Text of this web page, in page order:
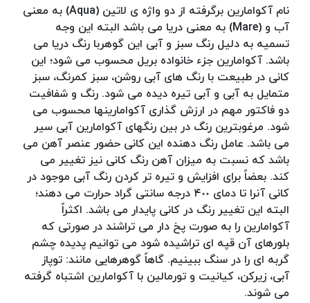
نام آکوامارین برگرفته از دو واژه ی لاتین (Aqua) به معنی
آب و (Mare) به معنی دریا می باشد البته این وجه
تسمیه به دلیل رنگ سبز و آبی این گوهربا رنگ دریا می
باشد. آکوامارین جزء خانواده بریل محسوب می شود؛ این
کانی در طبیعت با رنگ های آبی روشن، سبز کمرنگ، سبز
متمایل به آبی و آبی تیره دیده می شود. رنگ و شفافیت
دو فاکتور مهم در ارزش گذاری آکوامارینها محسوب می
شود. مرغوبترین رنگ در بین رنگهای آکوامارین آبی سیر
می باشد. عامل رنگ دهنده این کانی حضور عنصر آهن می
باشد که نسبت به میزان آهن رنگ کانی نیز تغییر می
کند. بعضاً برای افزایش و تیره تر کردن رنگ آبی موجود در
کانی آنرا تا دمای ۴٠٠ درجه سانتی گراد حرارت می دهند؛
البته این تغییر رنگ در کانی پایدار می باشد. اکثراً
آکوامارین را به صورت پخ دار می تراشند در صورتی که
بلورهای آن قپه ای تراشیده شود می توانیم پدیده چشم
گربه ای را در سنگ ببینیم. گاهاً گوهرهایی مانند: توپاز
آبی، زیرکن، کیانیت و تورمالین با آکوامارین اشتباه گرفته
می شوند.